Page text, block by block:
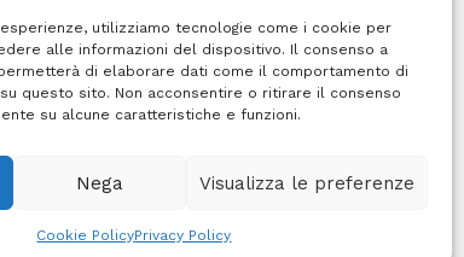
utilizziamo tecnologie come i cookie per
alle informazioni del dispositivo. Il consenso a
di elaborare dati come il comportamento di
su questo sito. Non acconsentire o ritirare il consenso
su alcune caratteristiche e funzioni.
Nega Visualizza le preferenze
Cookie PolicyPrivacy Policy
(UE)